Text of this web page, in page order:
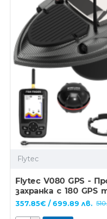
Flytec
Flytec V080 GPS -
захранка с 180 GPS
357.85€ / 699.89 лв.